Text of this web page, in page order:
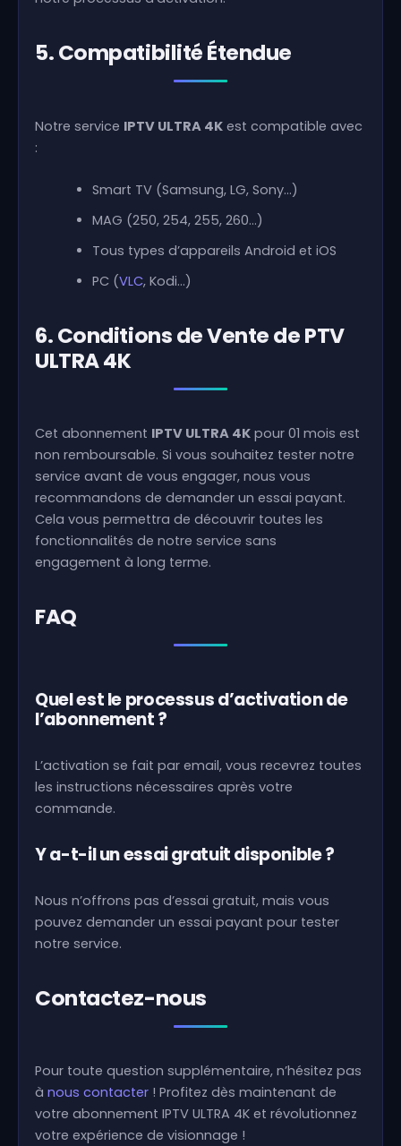
5. Compatibilité Étendue
Notre service IPTV ULTRA 4K est compatible avec
:
Smart TV (Samsung, LG, Sony…)
MAG (250, 254, 255, 260…)
Tous types d’appareils Android et iOS
PC (VLC, Kodi…)
6. Conditions de Vente de PTV
ULTRA 4K
Cet abonnement IPTV ULTRA 4K pour 01 mois est
non remboursable. Si vous souhaitez tester notre
service avant de vous engager, nous vous
recommandons de demander un essai payant.
Cela vous permettra de découvrir toutes les
fonctionnalités de notre service sans
engagement à long terme.
FAQ
Quel est le processus d’activation de
l’abonnement ?
L’activation se fait par email, vous recevrez toutes
les instructions nécessaires après votre
commande.
Y a-t-il un essai gratuit disponible ?
Nous n’offrons pas d’essai gratuit, mais vous
pouvez demander un essai payant pour tester
notre service.
Contactez-nous
Pour toute question supplémentaire, n’hésitez pas
ànous contacter ! Profitez dès maintenant de
votre abonnement IPTV ULTRA 4K et révolutionnez
votre expérience de visionnage !